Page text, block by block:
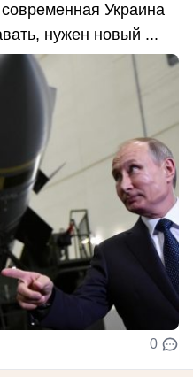
Украина
нужен новый ...
0